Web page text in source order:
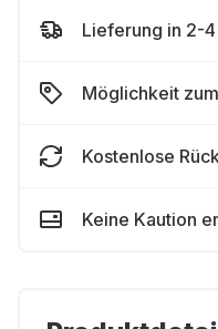
Lieferung in 2-
Möglichkeit
Kostenlose
Keine Kaution